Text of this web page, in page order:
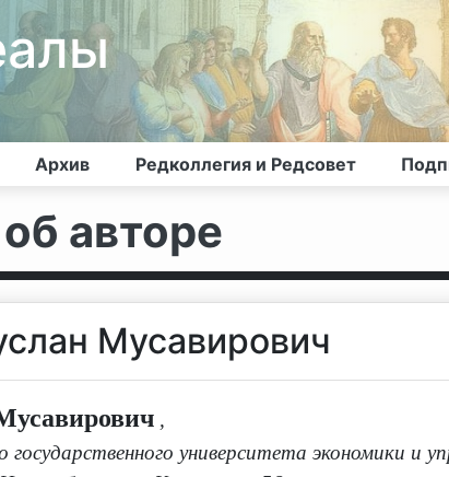
Архив Редколлегия и Редсовет
авторе
Мусавирович
,
университета экономики и